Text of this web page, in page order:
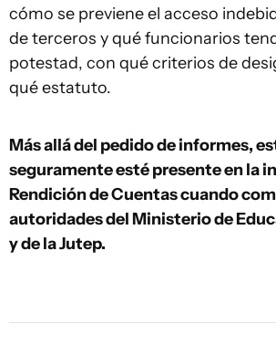
cómo se previene el acceso
de terceros y qué funcionarios
potestad, con qué criterios de
qué estatuto.
Más allá del pedido de informes,
seguramente esté presente en la
Rendición de Cuentas cuando
autoridades del Ministerio de
y de la Jutep.